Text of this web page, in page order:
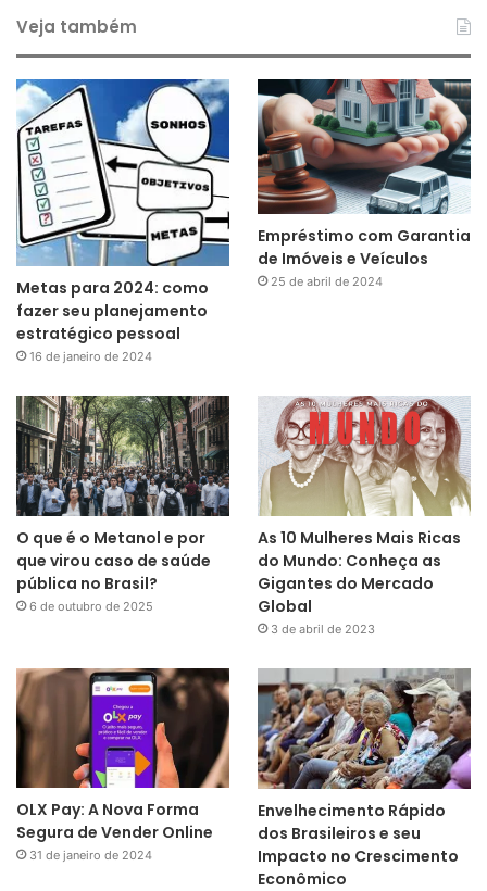
Veja também
Metas para 2024: como
fazer seu planejamento
estratégico pessoal
16 de janeiro de 2024
Empréstimo com Garantia
de Imóveis e Veículos
25 de abril de 2024
O que é o Metanol e por
que virou caso de saúde
pública no Brasil?
6 de outubro de 2025
As 10 Mulheres Mais Ricas
do Mundo: Conheça as
Gigantes do Mercado
Global
3 de abril de 2023
OLX Pay: A Nova Forma
Segura de Vender Online
31 de janeiro de 2024
Envelhecimento Rápido
dos Brasileiros e seu
Impacto no Crescimento
Econômico